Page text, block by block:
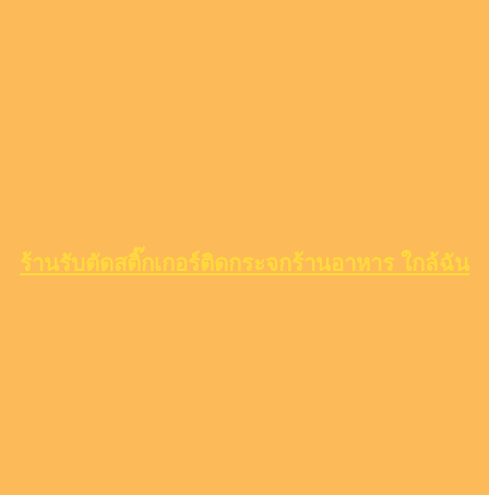
ร้านรับตัดสติ๊กเกอร์ติดกระจกร้านอาหาร ใกล้ฉัน